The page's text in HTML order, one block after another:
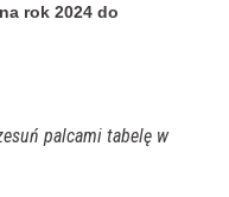
rok 2024 do
palcami tabelę w